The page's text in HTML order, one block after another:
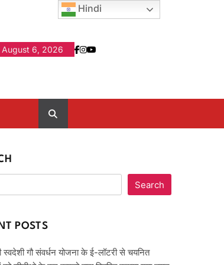
August 6, 2026
Search
POSTS
स्वदेशी गौ संवर्धन योजना के ई-लॉटरी से चयनित
Hindi